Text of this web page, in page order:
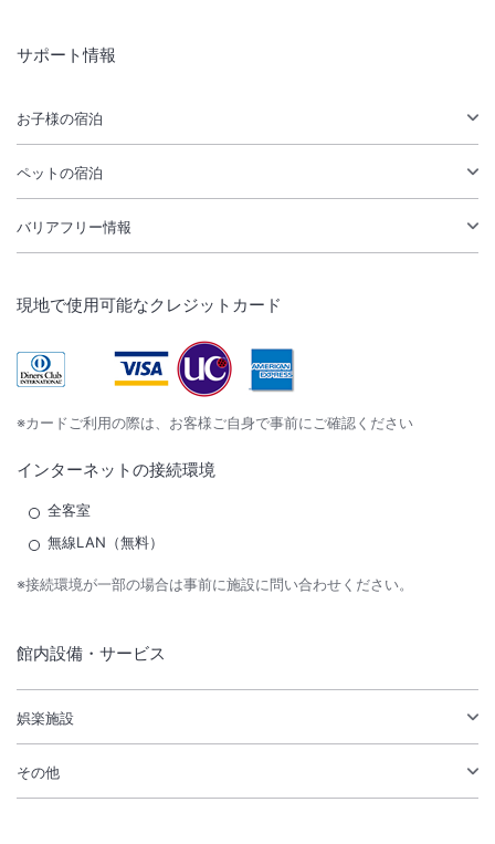
サポート情報
お子様の宿泊
ペットの宿泊
バリアフリー情報
現地で使用可能なクレジットカード
※カードご利用の際は、お客様ご自身で事前にご確認ください
インターネットの接続環境
全客室
無線LAN（無料）
※接続環境が一部の場合は事前に施設に問い合わせください。
館内設備・サービス
娯楽施設
その他